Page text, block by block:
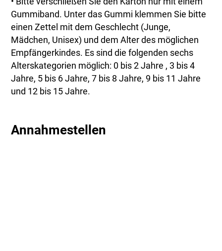
Gummiband. Unter das Gummi klemmen Sie bitte
einen Zettel mit dem Geschlecht (Junge,
Mädchen, Unisex) und dem Alter des möglichen
Empfängerkindes. Es sind die folgenden sechs
Alterskategorien möglich: 0 bis 2 Jahre , 3 bis 4
Jahre, 5 bis 6 Jahre, 7 bis 8 Jahre, 9 bis 11 Jahre
und 12 bis 15 Jahre.
Annahmestellen